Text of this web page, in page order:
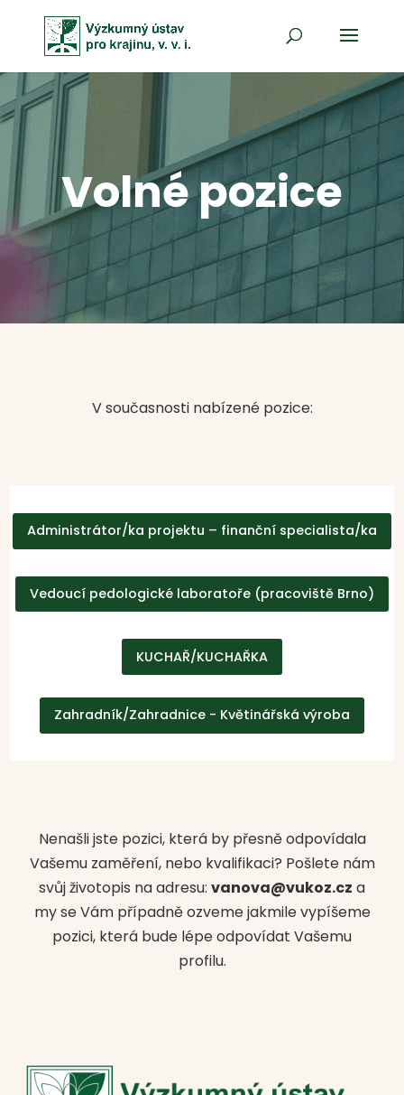
Volné pozice
V současnosti nabízené pozice:
Administrátor/ka projektu – finanční specialista/ka
Vedoucí pedologické laboratoře (pracoviště Brno)
KUCHAŘ/KUCHAŘKA
Zahradník/Zahradnice - Květinářská výroba
Nenašli jste pozici, která by přesně odpovídala
Vašemu zaměření, nebo kvalifikaci? Pošlete nám
svůj životopis na adresu: vanova@vukoz.cz a
my se Vám případně ozveme jakmile vypíšeme
pozici, která bude lépe odpovídat Vašemu
profilu.